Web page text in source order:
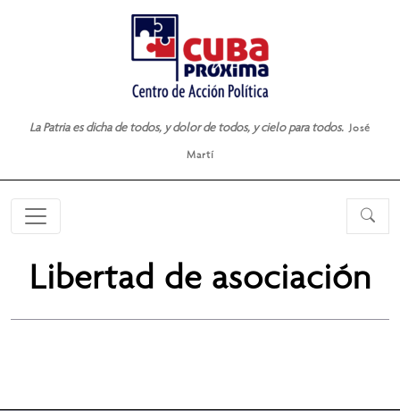
La Patria es dicha de todos, y dolor de todos, y cielo para todos. José
Martí
Libertad de asociación